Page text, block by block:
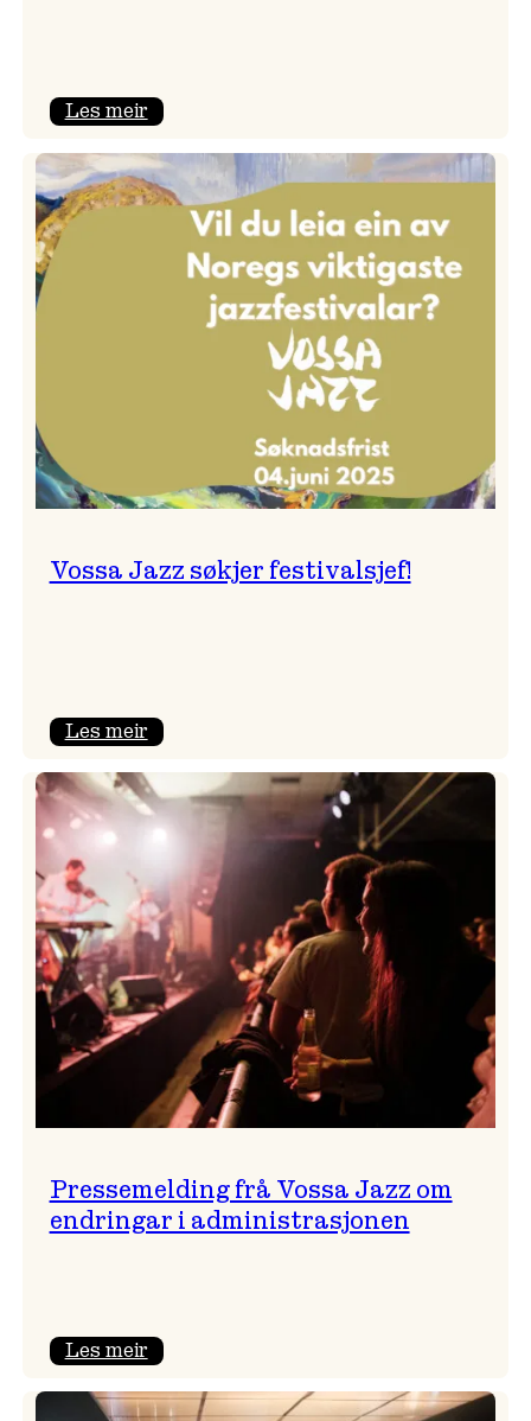
Les meir:
Vossa Jazz søkjer festivalsjef!
Les meir:
Jazz
søkjer
Pressemelding frå Vossa Jazz om
endringar i administrasjonen
Les meir:
frå